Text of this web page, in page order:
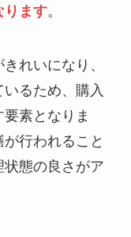
ります。
れいになり、
るため、購入
素となりま
行われること
態の良さがア